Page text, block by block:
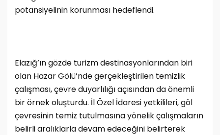
potansiyelinin korunması hedeflendi.
Elazığ’ın gözde turizm destinasyonlarından biri
olan Hazar Gölü’nde gerçekleştirilen temizlik
çalışması, çevre duyarlılığı açısından da önemli
bir örnek oluşturdu. İl Özel İdaresi yetkilileri, göl
çevresinin temiz tutulmasına yönelik çalışmaların
belirli aralıklarla devam edeceğini belirterek